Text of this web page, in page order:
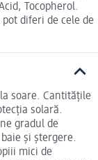
Tocopherol.
diferi de cele de
soare. Cantitățile
solară.
gradul de
și ștergere.
mici de